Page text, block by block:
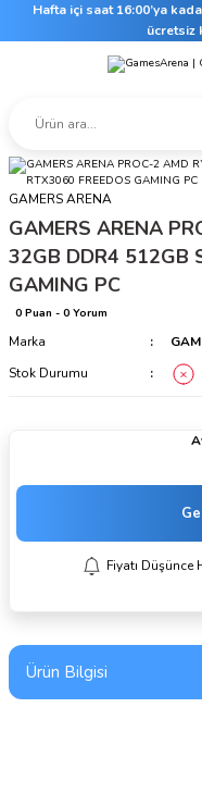
Hafta içi saat 16:00’ya
ücretsiz
GAMERS ARENA
GAMERS ARENA
32GB DDR4 512GB
GAMING PC
0 Puan - 0 Yorum
Marka
Stok Durumu
Fiyatı Düşünce
Ürün Bilgisi